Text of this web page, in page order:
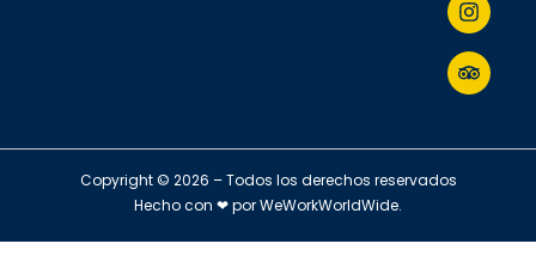
Copyright © 2026 – Todos los derechos reservados
Hecho con ❤ porWeWorkWorldWide.